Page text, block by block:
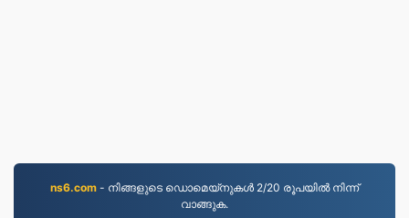
ns6.com - നിങ്ങളുടെ ഡൊമെയ്നുകൾ 2/20 രൂപയിൽ നിന്ന്
വാങ്ങുക.